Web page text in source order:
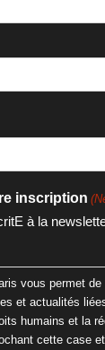
inscription
à la
vous permet de
et actualités
humains et la
cette case